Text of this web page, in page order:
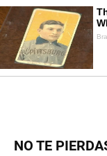
NO TE